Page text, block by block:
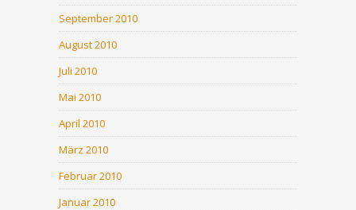
September 2010
August 2010
Juli 2010
Mai 2010
April 2010
März 2010
Februar 2010
Januar 2010